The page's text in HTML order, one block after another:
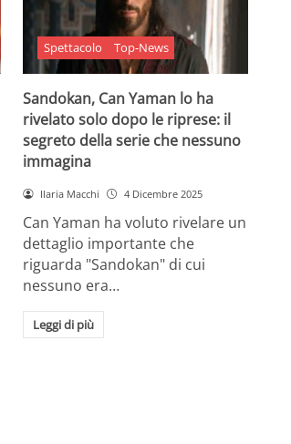
Spettacolo Top-News
Sandokan, Can Yaman lo ha
rivelato solo dopo le riprese: il
segreto della serie che nessuno
immagina
Ilaria Macchi 4 Dicembre 2025
Can Yaman ha voluto rivelare un
dettaglio importante che
riguarda "Sandokan" di cui
nessuno era…
Leggi di più